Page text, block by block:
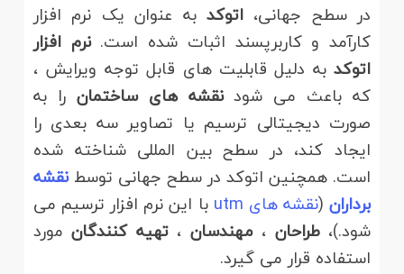
در سطح جهانی،اتوکد به عنوان یک نرم افزار
کارآمد و کاربرپسند اثبات شده است.نرم افزار
اتوکد به دلیل قابلیت های قابل توجه ویرایش ،
که باعث می شودنقشه های ساختمان را به
صورت دیجیتالی ترسیم یا تصاویر سه بعدی را
ایجاد کند، در سطح بین المللی شناخته شده
است. همچنین اتوکد در سطح جهانی توسطنقشه
برداران(نقشه های utm
با این نرم افزار ترسیم می
شود.)،طراحان ،مهندسان ،تهیه کنندگانمورد
استفاده قرار می گیرد.